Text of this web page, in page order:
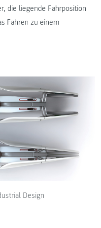
die liegende Fahrposition
Fahren zu einem
Design